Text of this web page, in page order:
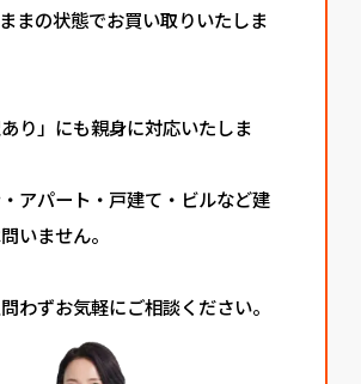
まの状態でお買い取りいたしま
り」にも親身に対応いたしま
アパート・戸建て・ビルなど建
いません。
わずお気軽にご相談ください。